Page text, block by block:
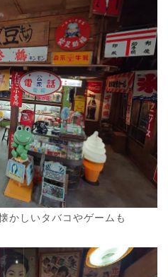
かしいタバコやゲームも